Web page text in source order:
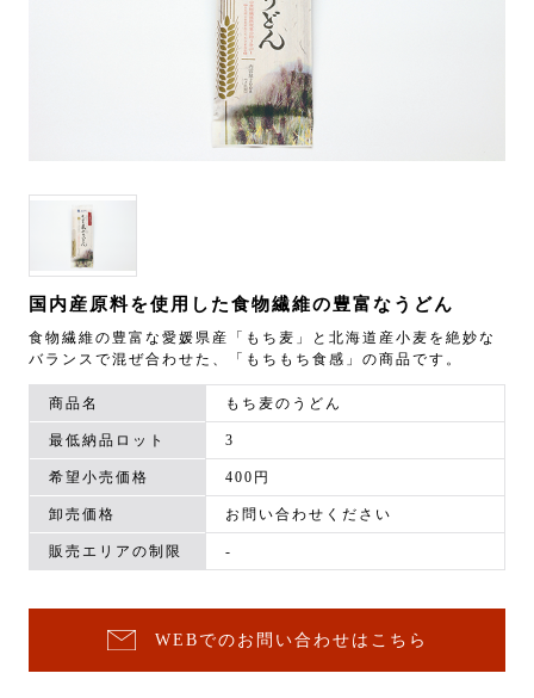
国内産原料を使用した食物繊維の豊富なうどん
食物繊維の豊富な愛媛県産「もち麦」と北海道産小麦を絶妙な
バランスで混ぜ合わせた、「もちもち食感」の商品です。
商品名 もち麦のうどん
最低納品ロット 3
希望小売価格 400円
卸売価格 お問い合わせください
販売エリアの制限 -
WEBでのお問い合わせはこちら